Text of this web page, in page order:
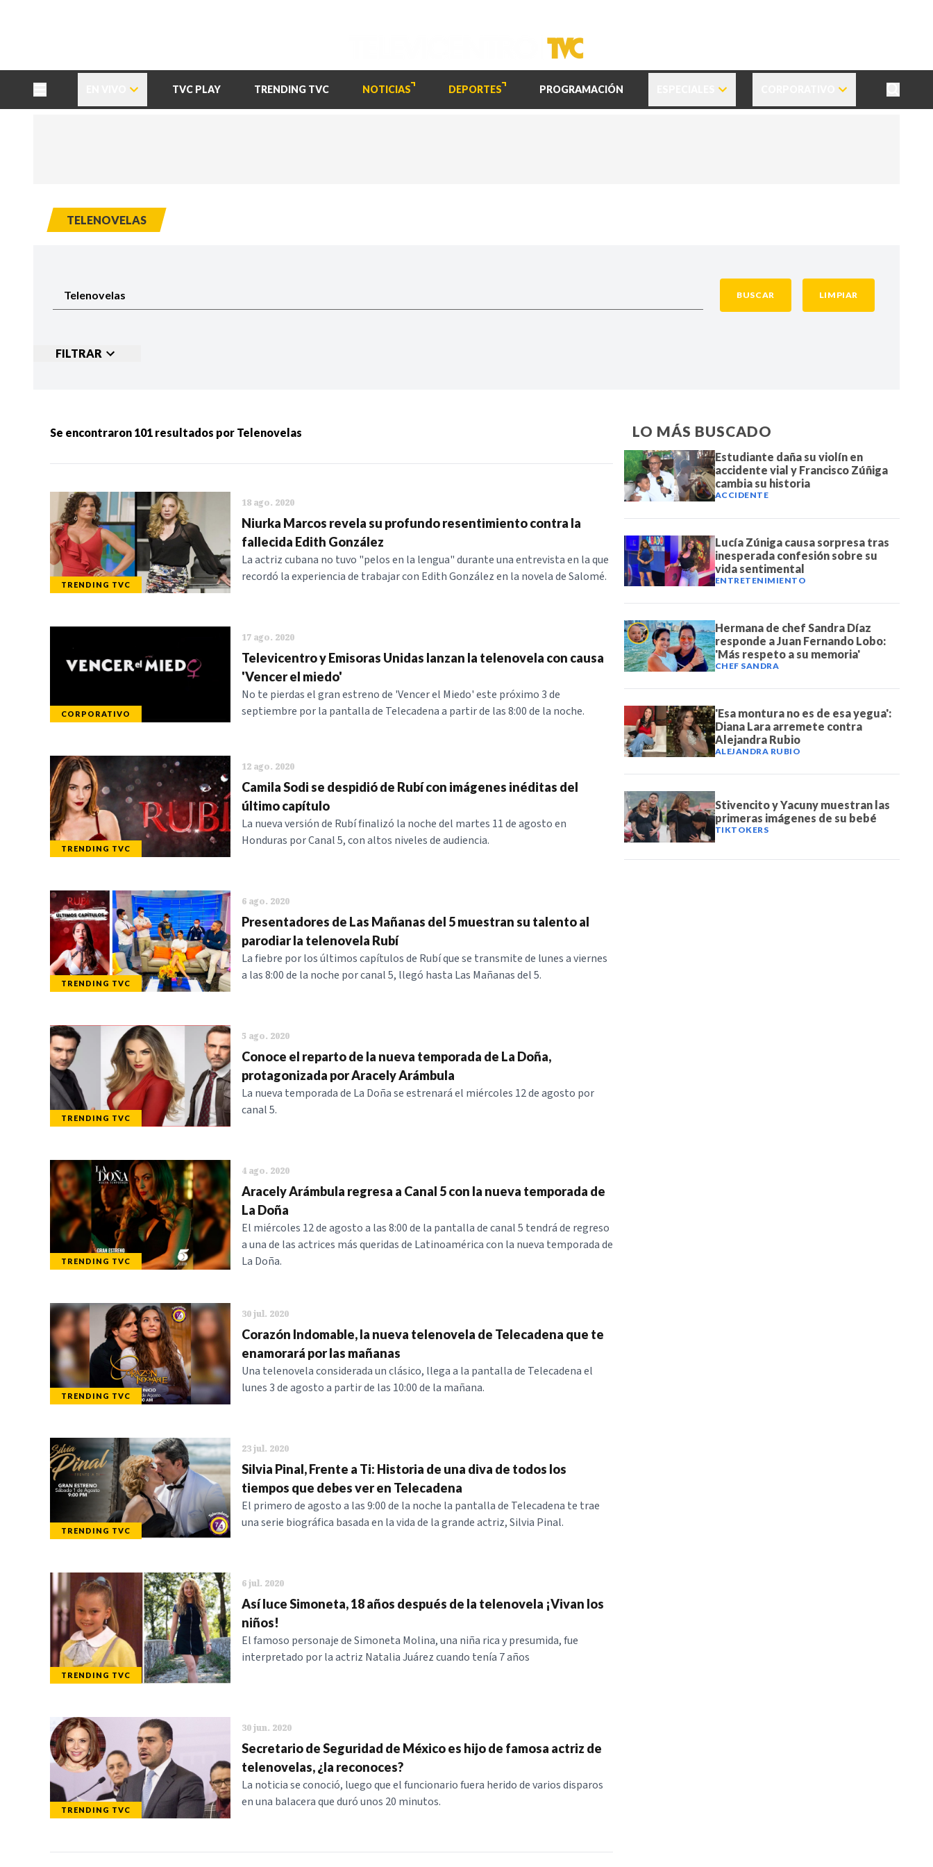
TVC PLAY TRENDING TVC NOTICIAS DEPORTES PROGRAMACIÓN
TELENOVELAS
BUSCAR LIMPIAR
FILTRAR
Categorias: NOTICIAS SERIES
Se encontraron 101 resultados por Telenovelas
TRENDING TVC
18 ago. 2020
Niurka Marcos revela su profundo resentimiento contra la
fallecida Edith González
La actriz cubana no tuvo "pelos en la lengua" durante una entrevista en la que
recordó la experiencia de trabajar con Edith González en la novela de Salomé.
CORPORATIVO
17 ago. 2020
Televicentro y Emisoras Unidas lanzan la telenovela con causa
'Vencer el miedo'
No te pierdas el gran estreno de 'Vencer el Miedo' este próximo 3 de
septiembre por la pantalla de Telecadena a partir de las 8:00 de la noche.
TRENDING TVC
12 ago. 2020
Camila Sodi se despidió de Rubí con imágenes inéditas del
último capítulo
La nueva versión de Rubí finalizó la noche del martes 11 de agosto en
Honduras por Canal 5, con altos niveles de audiencia.
TRENDING TVC
6 ago. 2020
Presentadores de Las Mañanas del 5 muestran su talento al
parodiar la telenovela Rubí
La fiebre por los últimos capítulos de Rubí que se transmite de lunes a viernes
a las 8:00 de la noche por canal 5, llegó hasta Las Mañanas del 5.
TRENDING TVC
5 ago. 2020
Conoce el reparto de la nueva temporada de La Doña,
protagonizada por Aracely Arámbula
La nueva temporada de La Doña se estrenará el miércoles 12 de agosto por
canal 5.
TRENDING TVC
4 ago. 2020
Aracely Arámbula regresa a Canal 5 con la nueva temporada de
La Doña
El miércoles 12 de agosto a las 8:00 de la pantalla de canal 5 tendrá de regreso
a una de las actrices más queridas de Latinoamérica con la nueva temporada de
La Doña.
TRENDING TVC
30 jul. 2020
Corazón Indomable, la nueva telenovela de Telecadena que te
enamorará por las mañanas
Una telenovela considerada un clásico, llega a la pantalla de Telecadena el
lunes 3 de agosto a partir de las 10:00 de la mañana.
TRENDING TVC
23 jul. 2020
Silvia Pinal, Frente a Ti: Historia de una diva de todos los
tiempos que debes ver en Telecadena
El primero de agosto a las 9:00 de la noche la pantalla de Telecadena te trae
una serie biográfica basada en la vida de la grande actriz, Silvia Pinal.
TRENDING TVC
6 jul. 2020
Así luce Simoneta, 18 años después de la telenovela ¡Vivan los
niños!
El famoso personaje de Simoneta Molina, una niña rica y presumida, fue
interpretado por la actriz Natalia Juárez cuando tenía 7 años
TRENDING TVC
30 jun. 2020
Secretario de Seguridad de México es hijo de famosa actriz de
telenovelas, ¿la reconoces?
La noticia se conoció, luego que el funcionario fuera herido de varios disparos
en una balacera que duró unos 20 minutos.
LO MÁS BUSCADO
Estudiante daña su violín en
accidente vial y Francisco Zúñiga
cambia su historia
ACCIDENTE
Lucía Zúniga causa sorpresa tras
inesperada confesión sobre su
vida sentimental
ENTRETENIMIENTO
Hermana de chef Sandra Díaz
responde a Juan Fernando Lobo:
'Más respeto a su memoria'
CHEF SANDRA
'Esa montura no es de esa yegua':
Diana Lara arremete contra
Alejandra Rubio
ALEJANDRA RUBIO
Stivencito y Yacuny muestran las
primeras imágenes de su bebé
TIKTOKERS